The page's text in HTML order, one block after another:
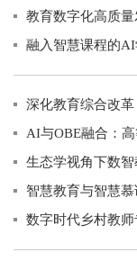
教育数字化高质
深化教育综合改
AI与OBE融合：
生态学视角下数
智慧教育与智慧
数字时代乡村教